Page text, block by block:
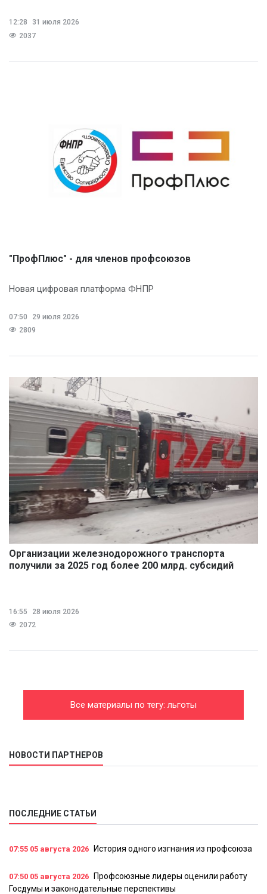
12:28
31 июля 2026
2037
"ПрофПлюс" - для членов профсоюзов
Новая цифровая платформа ФНПР
07:50
29 июля 2026
2809
Организации железнодорожного транспорта
получили за 2025 год более 200 млрд. субсидий
16:55
28 июля 2026
2072
Все материалы по тегу: льготы
НОВОСТИ ПАРТНЕРОВ
ПОСЛЕДНИЕ СТАТЬИ
07:55 05 августа 2026 История одного изгнания из профсоюза
07:50 05 августа 2026
Профсоюзные лидеры оценили работу
Госдумы и законодательные перспективы